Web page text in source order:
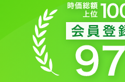
記事